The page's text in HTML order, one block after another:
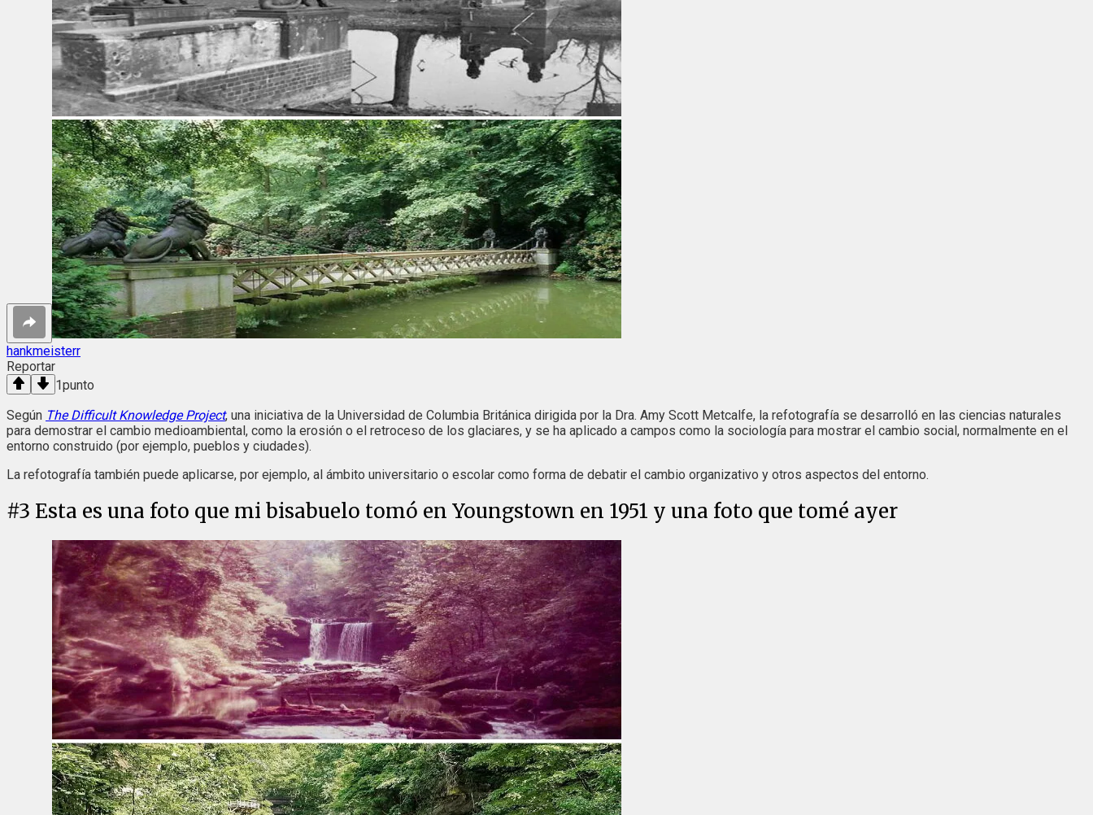
hankmeisterr
Reportar
1punto
Según The Difficult Knowledge Project, una iniciativa de la Universidad de Columbia Británica dirigida por la Dra. Amy Scott Metcalfe, la refotografía se desarrolló en las ciencias naturales
para demostrar el cambio medioambiental, como la erosión o el retroceso de los glaciares, y se ha aplicado a campos como la sociología para mostrar el cambio social, normalmente en el
entorno construido (por ejemplo, pueblos y ciudades).
La refotografía también puede aplicarse, por ejemplo, al ámbito universitario o escolar como forma de debatir el cambio organizativo y otros aspectos del entorno.
#3 Esta es una foto que mi bisabuelo tomó en Youngstown en 1951 y una foto que tomé ayer